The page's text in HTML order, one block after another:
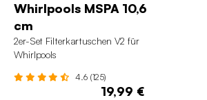
Whirlpools MSPA 10,6
cm
2er-Set Filterkartuschen V2 für
Whirlpools
4.6 (125)
19,99 €